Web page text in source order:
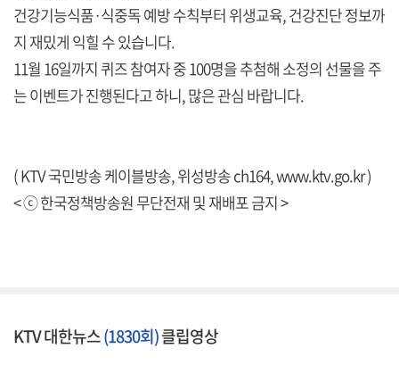
건강기능식품·식중독 예방 수칙부터 위생교육, 건강진단 정보까
지 재밌게 익힐 수 있습니다.
11월 16일까지 퀴즈 참여자 중 100명을 추첨해 소정의 선물을 주
는 이벤트가 진행된다고 하니, 많은 관심 바랍니다.
( KTV 국민방송 케이블방송, 위성방송 ch164,www.ktv.go.kr)
< ⓒ 한국정책방송원 무단전재 및 재배포 금지 >
KTV 대한뉴스(1830회)클립영상